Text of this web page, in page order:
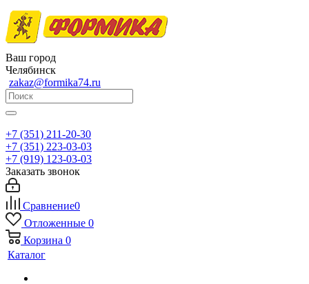
Ваш город
Челябинск
zakaz@formika74.ru
+7 (351) 211-20-30
+7 (351) 223-03-03
+7 (919) 123-03-03
Заказать звонок
Сравнение0
Отложенные 0
Корзина 0
Каталог